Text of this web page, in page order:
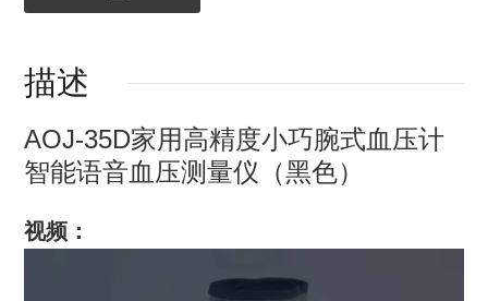
描述
AOJ-35D家用高精度小巧腕式血压计
智能语音血压测量仪（黑色）
视频：